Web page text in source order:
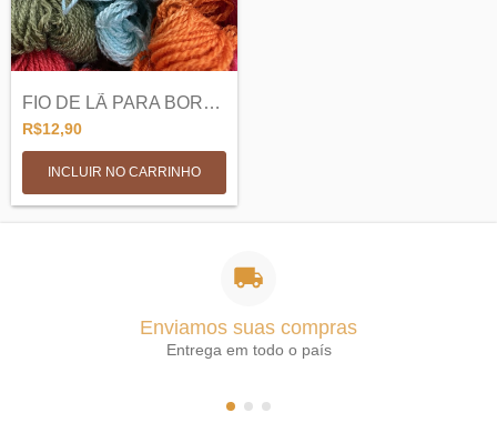
FIO DE LÃ PARA BORDADO
R$12,90
INCLUIR NO CARRINHO
Enviamos suas compras
Entrega em todo o país